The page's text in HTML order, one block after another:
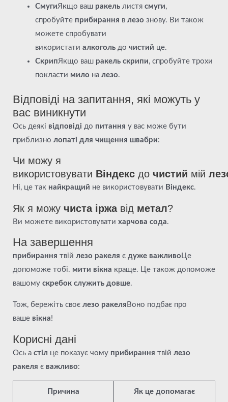
СмугиЯкщо ваш ракельлистя смуги,
спробуйте прибирання в лезо знову. Ви також
можете спробувати
використати алкогольдо чистий це.
СкрипЯкщо ваш ракель скрипи, спробуйте трохи
покласти мило на лезо.
Відповіді на запитання, які можуть у
вас виникнути
Ось деякі відповіді до питання у вас може бути
приблизно лопаті для чищення швабри:
Чи можу я
використовувати Віндекс до чистий мій
Ні, це так найкращий не використовувати Віндекс.
Як я можу чиста іржавід метал?
Ви можете використовувати харчова сода.
На завершення
прибирання твій лезо ракеля є дуже важливо Це
допоможе тобі. мити вікна краще. Це також допоможе
вашому скребок служить довше.
Тож, бережіть своє лезо ракеля Воно подбає про
ваше вікна!
Корисні дані
Ось а стіл це показує чому прибирання твій лезо
ракеля є важливо:
Причина Як це допомагає